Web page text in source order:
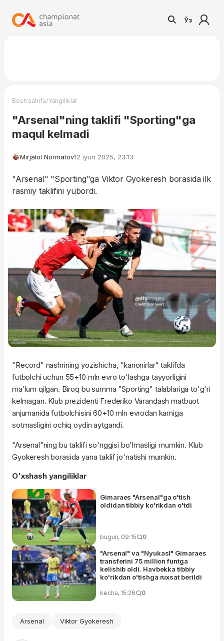
Ўз
Bosh sahifa/Yangiliklar
"Arsenal"ning taklifi "Sporting"ga
maqul kelmadi
Mirjalol Normatov12 iyun 2025, 23:13
"Arsenal" "Sporting"ga Viktor Gyokeresh borasida ilk
rasmiy taklifini yubordi.
"Record" nashrining yozishicha, "kanonirlar" taklifda
futbolchi uchun 55+10 mln evro to'lashga tayyorligini
ma'lum qilgan. Biroq bu summa "Sporting" talablariga to'g'ri
kelmagan. Klub prezidenti Frederiko Varandash matbuot
anjumanida futbolchisini 60+10 mln evrodan kamiga
sotmasligini ochiq oydin aytgandi.
"Arsenal"ning bu taklifi so'nggisi bo'lmasligi mumkin. Klub
Gyokeresh borasida yana taklif jo'natishi mumkin.
O'xshash yangiliklar
Gimaraes "Arsenal"ga o'tish
oldidan tibbiy ko'rikdan o'tdi
bugun, 09:15 0
"Arsenal" va "Nyukasl" Gimaraes
transferini 75 million funtga
kelishib oldi. Havbekka tibbiy
ko'rikdan o'tishga ruxsat berildi
kecha, 15:26 0
Arsenal Viktor Gyokeresh